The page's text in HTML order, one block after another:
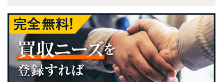
事業承継と廃業
約5割が黒字廃業という現実｜中小企業が事業承継を選ば
ない3つの理由
M&Aによる事業承継か廃業か？判断するための3つのポイ
ント